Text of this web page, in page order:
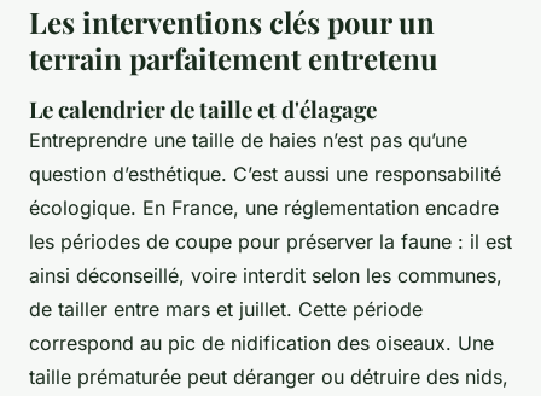
Les interventions clés pour un
terrain parfaitement entretenu
Le calendrier de taille et d'élagage
Entreprendre une taille de haies n’est pas qu’une
question d’esthétique. C’est aussi une responsabilité
écologique. En France, une réglementation encadre
les périodes de coupe pour préserver la faune : il est
ainsi déconseillé, voire interdit selon les communes,
de tailler entre mars et juillet. Cette période
correspond au pic de nidification des oiseaux. Une
taille prématurée peut déranger ou détruire des nids,